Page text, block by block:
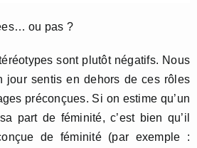
ou pas ?
sont plutôt négatifs. Nous
jour sentis en dehors de ces rôles
préconçues. Si on estime qu’un
part de féminité, c’est bien qu’il
de féminité (par exemple :